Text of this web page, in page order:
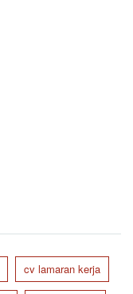
cv lamaran kerja